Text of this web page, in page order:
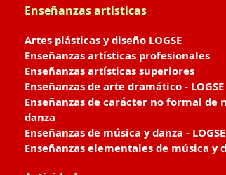
Enseñanzas artísticas
Artes plásticas y diseño LOGSE
Enseñanzas artísticas profesionales
Enseñanzas artísticas superiores
Enseñanzas de arte dramático - LOGSE
Enseñanzas de carácter no formal de
danza
Enseñanzas de música y danza - LOGSE
Enseñanzas elementales de música y